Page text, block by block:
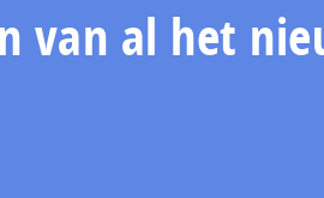
van al het